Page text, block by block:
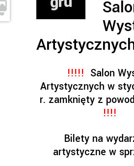
!!!!! Salon
Artystycznych w
r. zamknięty z
!!!!
Bilety na
artystyczne w